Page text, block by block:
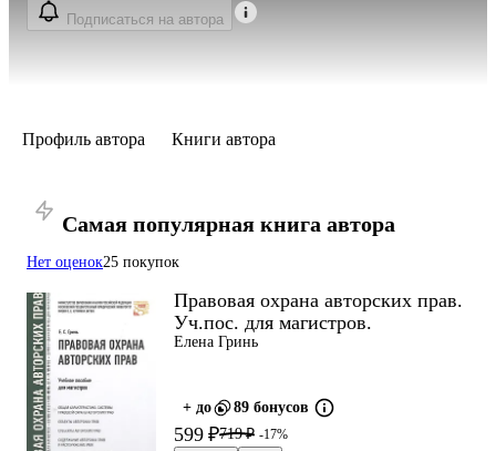
Подписаться на автора
Профиль автора Книги автора
Самая популярная книга автора
Нет оценок25 покупок
Правовая охрана авторских прав.
Уч.пос. для магистров.
Елена Гринь
+ до 89 бонусов
599 ₽719 ₽ -17%